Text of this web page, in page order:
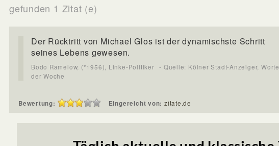
gefunden 1 Zitat (e)
Der Rücktritt von Michael Glos ist der dynamischste Schritt
seines Lebens gewesen.
Bodo Ramelow, (*1956), Linke-Politiker
- Quelle: Kölner Stadt-Anzeiger, Worte
der Woche
Bewertung: Eingereicht von: zitate.de